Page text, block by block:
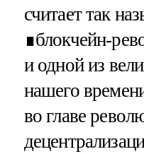
считает так
∎блокчейн-
и одной из
нашего
во главе